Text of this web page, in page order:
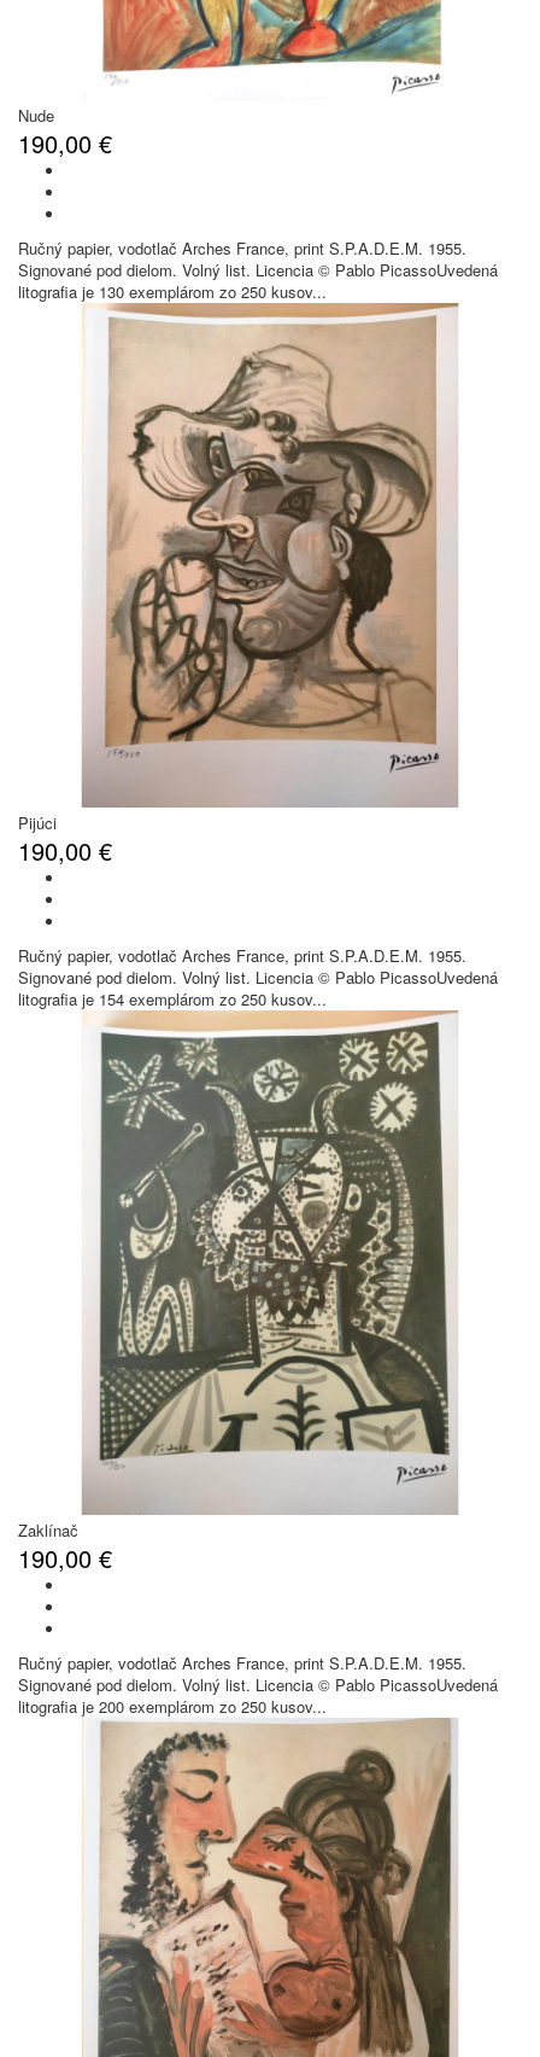
Nude
190,00 €
Ručný papier, vodotlač Arches France, print S.P.A.D.E.M. 1955.
Signované pod dielom. Volný list. Licencia © Pablo PicassoUvedená
litografia je 130 exemplárom zo 250 kusov...
Pijúci
190,00 €
Ručný papier, vodotlač Arches France, print S.P.A.D.E.M. 1955.
Signované pod dielom. Volný list. Licencia © Pablo PicassoUvedená
litografia je 154 exemplárom zo 250 kusov...
Zaklínač
190,00 €
Ručný papier, vodotlač Arches France, print S.P.A.D.E.M. 1955.
Signované pod dielom. Volný list. Licencia © Pablo PicassoUvedená
litografia je 200 exemplárom zo 250 kusov...